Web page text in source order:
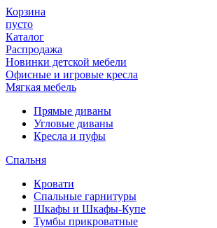
Корзина
пусто
Каталог
Распродажа
Новинки детской мебели
Офисные и игровые кресла
Мягкая мебель
Прямые диваны
Угловые диваны
Кресла и пуфы
Спальня
Кровати
Спальные гарнитуры
Шкафы и Шкафы-Купе
Тумбы прикроватные